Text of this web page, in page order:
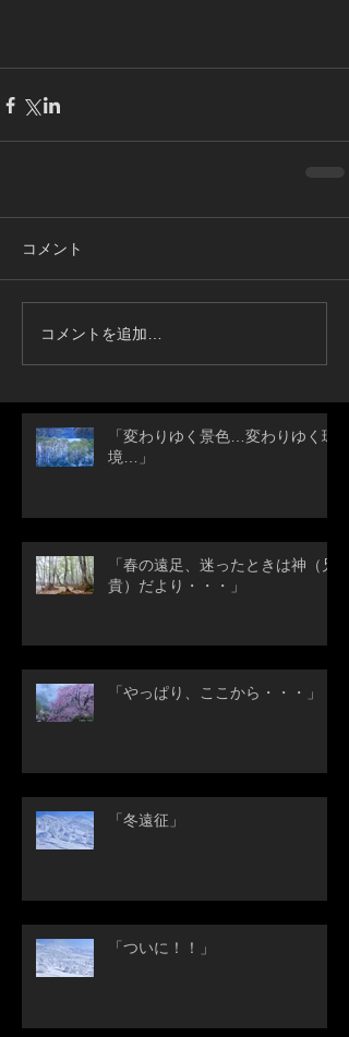
コメント
コメントを追加…
「変わりゆく景色…変わりゆく環
境…」
「春の遠足、迷ったときは神（兄
貴）だより・・・」
「やっぱり、ここから・・・」
「冬遠征」
「ついに！！」